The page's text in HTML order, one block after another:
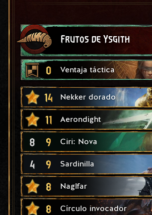
Frutos de Ysgith
0 Ventaja táctica
14 Nekker dorado
11 Aerondight
8 9 Ciri: Nova
4 9 Sardinilla
8 Naglfar
8 Círculo invocador